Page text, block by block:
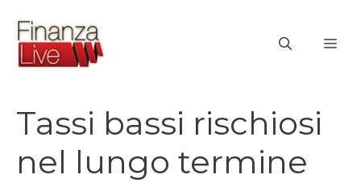
contenuto
Tassi bassi rischiosi
nel lungo termine